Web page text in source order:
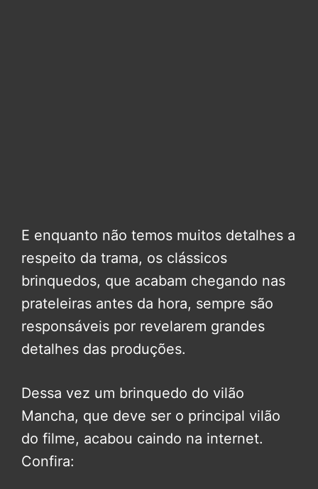
E enquanto não temos muitos detalhes a
respeito da trama, os clássicos
brinquedos, que acabam chegando nas
prateleiras antes da hora, sempre são
responsáveis por revelarem grandes
detalhes das produções.
Dessa vez um brinquedo do vilão
Mancha, que deve ser o principal vilão
do filme, acabou caindo na internet.
Confira: